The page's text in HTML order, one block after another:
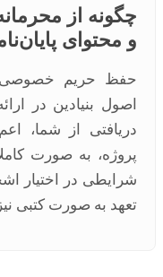
چگونه از
و محتوای
حفظ حریم خصوصی
اصول بنیادین در
دریافتی از شما،
پروژه، به صورت
شرایطی در اختیار
تعهد به صورت کتبی